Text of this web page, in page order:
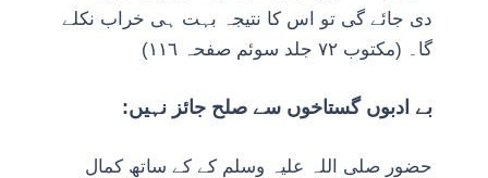
دی جائے گی تو اس کا نتیجہ بہت ہی خراب نکلے
گا۔ (مکتوب ٧٢ جلد سوئم صفحہ ١١٦)
بے ادبوں گستاخوں سے صلح جائز نہیں:
حضور صلی اللہ علیہ وسلم کے کے ساتھ کمال